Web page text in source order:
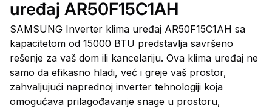
uređaj AR50F15C1AH
SAMSUNG Inverter klima uređaj AR50F15C1AH sa
kapacitetom od 15000 BTU predstavlja savršeno
rešenje za vaš dom ili kancelariju. Ova klima uređaj ne
samo da efikasno hladi, već i greje vaš prostor,
zahvaljujući naprednoj inverter tehnologiji koja
omogućava prilagođavanje snage u prostoru,